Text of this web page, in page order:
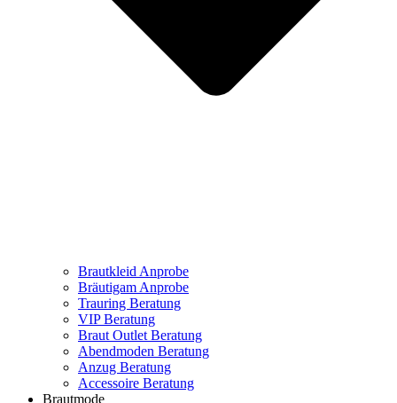
Brautkleid Anprobe
Bräutigam Anprobe
Trauring Beratung
VIP Beratung
Braut Outlet Beratung
Abendmoden Beratung
Anzug Beratung
Accessoire Beratung
Brautmode